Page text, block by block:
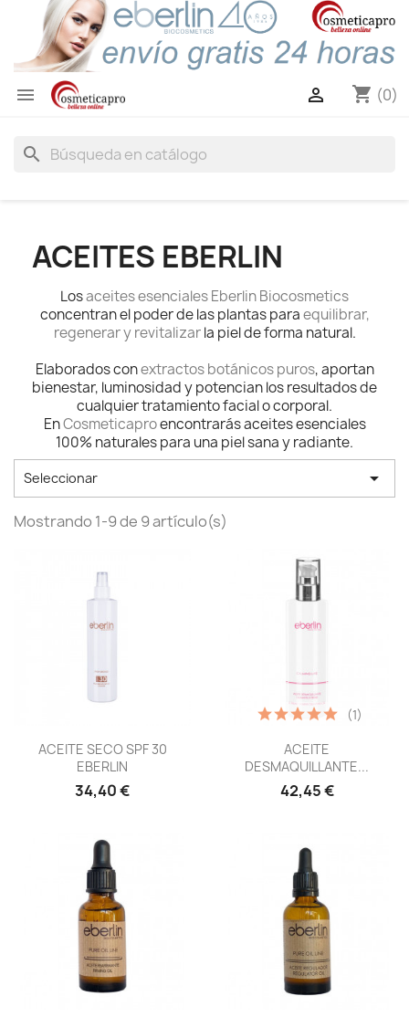
 shopping_cart (0)

search
ACEITES EBERLIN
Losaceites esenciales Eberlin Biocosmetics
concentran el poder de las plantas paraequilibrar,
regenerar y revitalizarla piel de forma natural.
Elaborados conextractos botánicos puros, aportan
bienestar, luminosidad y potencian los resultados de
cualquier tratamiento facial o corporal.
EnCosmeticaproencontrarás aceites esenciales
100% naturales para una piel sana y radiante.
Seleccionar 
Mostrando 1-9 de 9 artículo(s)
Vista rápida
ACEITE SECO SPF 30
EBERLIN
34,40 €
Vista rápida
ACEITE
DESMAQUILLANTE...
42,45 €
(1)